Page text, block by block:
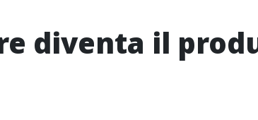
diventa il